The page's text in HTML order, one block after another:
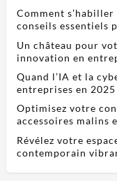
Comment
conseils essentiels
Un château pour
innovation en
Quand l’IA et la
entreprises en 2025
Optimisez votre
accessoires malins
Révélez votre
contemporain